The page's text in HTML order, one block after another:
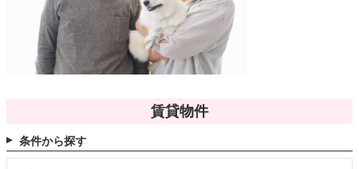
賃貸物件
条件から探す